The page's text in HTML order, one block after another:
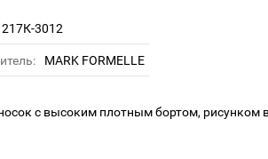
217К-3012
MARK FORMELLE
с высоким плотным бортом, рисунком